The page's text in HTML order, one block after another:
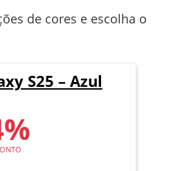
de cores e escolha o
S25 – Azul